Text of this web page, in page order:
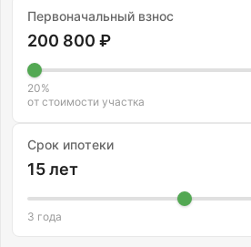
Первоначальный взнос
200 800 ₽
20%
от стоимости участка
Срок ипотеки
15 лет
3 года
с развитой инфраструктурой и распределите
Каталог
Премиум